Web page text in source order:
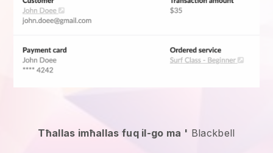
Tħallas imħallas fuq il-go ma ' Blackbell